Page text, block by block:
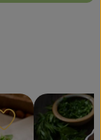
Rezept zu